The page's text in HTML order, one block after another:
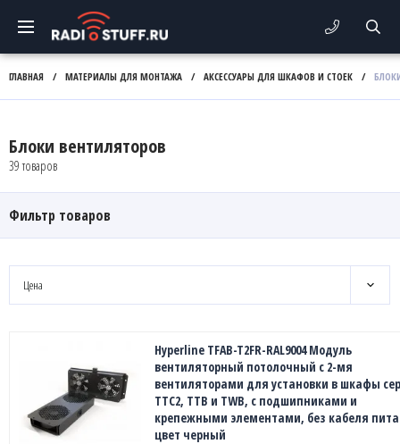
ГЛАВНАЯ / МАТЕРИАЛЫ ДЛЯ МОНТАЖА / АКСЕССУАРЫ ДЛЯ ШКАФОВ И СТОЕК /
Блоки вентиляторов
39 товаров
Фильтр товаров
Цена
Hyperline TFAB-T2FR-RAL9004 Модуль
вентиляторный потолочный с 2-мя
вентиляторами для установки в шкафы
TTC2, TTB и TWB, с подшипниками и
крепежными элементами, без кабеля
цвет черный